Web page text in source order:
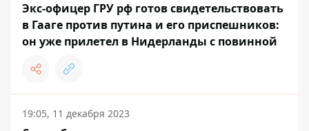
Экс-офицер ГРУ рф готов свидетельствовать
в Гааге против путина и его приспешников:
он уже прилетел в Нидерланды с повинной
19:05, 11 декабря 2023